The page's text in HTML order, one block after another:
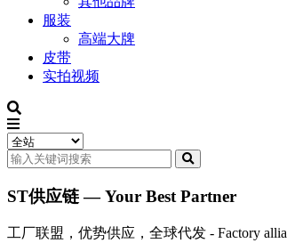
服装
高端大牌
皮带
实拍视频
ST供应链 — Your Best Partner
工厂联盟，优势供应，全球代发 - Factory